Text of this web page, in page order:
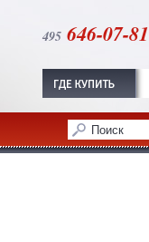
495 646-07-81